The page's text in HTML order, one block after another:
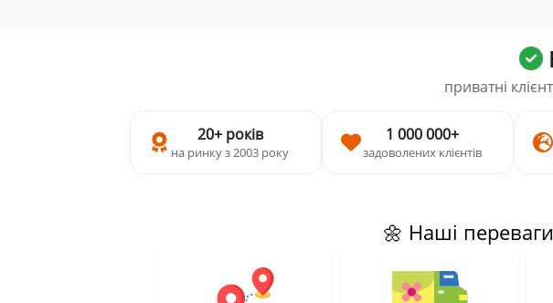
приватні
20+ років
на ринку з 2003 року
1 000 000+
задоволених клієнтів
🌼 Наші